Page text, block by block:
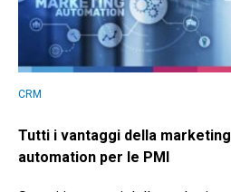
CRM
Tutti i vantaggi della marketing
automation per le PMI